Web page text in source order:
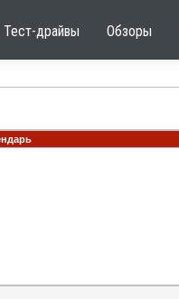
Тест-драйвы Обзоры